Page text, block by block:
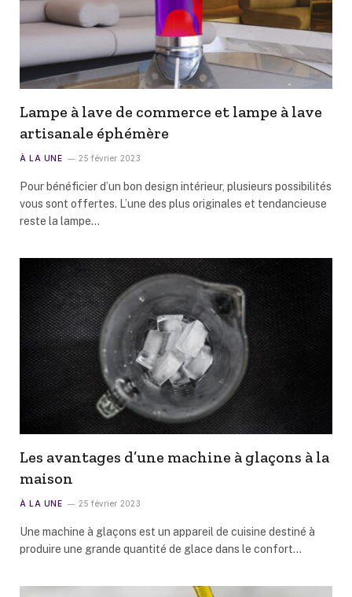
Lampe à lave de commerce et lampe à lave
artisanale éphémère
À LA UNE 25 février 2023
Pour bénéficier d’un bon design intérieur, plusieurs possibilités
vous sont offertes. L’une des plus originales et tendancieuse
reste la lampe…
Les avantages d’une machine à glaçons à la
maison
À LA UNE 25 février 2023
Une machine à glaçons est un appareil de cuisine destiné à
produire une grande quantité de glace dans le confort…